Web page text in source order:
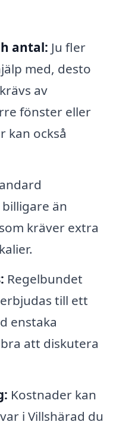
antal: Ju fler
med, desto
av
fönster eller
kan också
än
kräver extra
Regelbundet
till ett
enstaka
att diskutera
Kostnader kan
i Villshärad du